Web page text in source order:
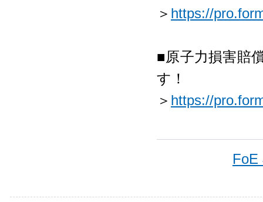
＞ https://
■原子力損害賠
す！
＞ https://
FoE